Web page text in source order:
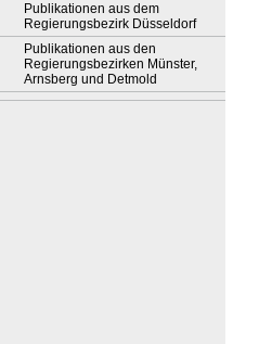
Publikationen aus dem
Regierungsbezirk Düsseldorf
Publikationen aus den
Regierungsbezirken Münster,
Arnsberg und Detmold